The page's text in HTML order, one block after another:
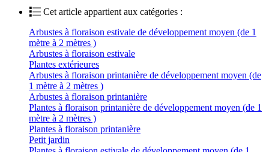
Cet article appartient aux catégories :
Arbustes à floraison estivale de développement moyen (de 1
mètre à 2 mètres )
Arbustes à floraison estivale
Plantes extérieures
Arbustes à floraison printanière de développement moyen (de
1 mètre à 2 mètres )
Arbustes à floraison printanière
Plantes à floraison printanière de développement moyen (de 1
mètre à 2 mètres )
Plantes à floraison printanière
Petit jardin